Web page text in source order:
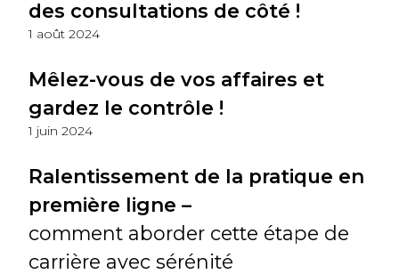
des consultations de côté !
1 août 2024
Mêlez-vous de vos affaires et
gardez le contrôle !
1 juin 2024
Ralentissement de la pratique en
première ligne –
comment aborder cette étape de
carrière avec sérénité